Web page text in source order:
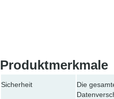
Produktmerkmale
Sicherheit
Die